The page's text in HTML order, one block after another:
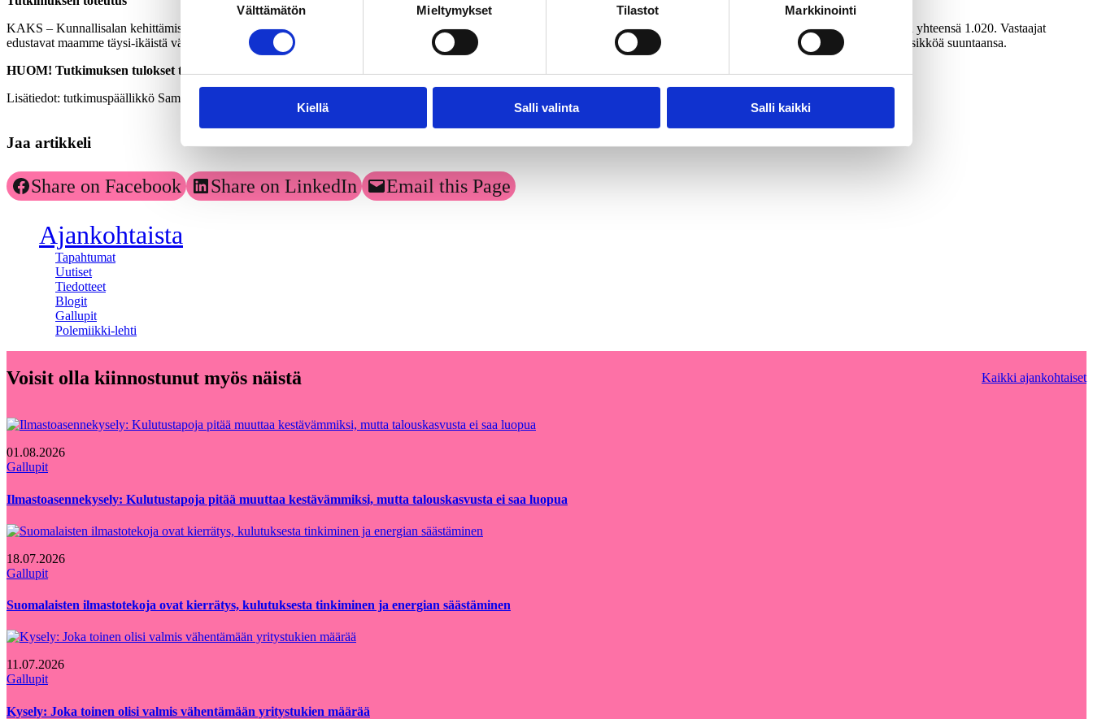
Välttämätön Mieltymykset Tilastot Markkinointi
Kiellä Salli valinta Salli kaikki
KAKS – Kunnallisalan kehittämissäätiön tutkimuksen toteutti Verian (aiemmin Kantar Public). Tutkimusaineisto on koottu Gallup Kanavalla 28.3.-1.4.2026. Haastatteluja tehtiin yhteensä 1.020. Vastaajat
edustavat maamme täysi-ikäistä väestöä Ahvenanmaata lukuun ottamatta. Tutkimuksen tulosten virhemarginaali on koko aineiston tasolla suurimmillaan vajaat kolme prosenttiyksikköä suuntaansa.
HUOM! Tutkimuksen tulokset taustaryhmittäin löytyvät tutkimusosiosta, lue lisää
Lisätiedot: tutkimuspäällikkö Sami Borg, KAKS,
Jaa artikkeli
Share on Facebook Share on LinkedIn Email this Page
Ajankohtaista
Tapahtumat
Uutiset
Tiedotteet
Blogit
Gallupit
Polemiikki-lehti
Voisit olla kiinnostunut myös näistä Kaikki ajankohtaiset
01.08.2026
Gallupit
Ilmastoasennekysely: Kulutustapoja pitää muuttaa kestävämmiksi, mutta talouskasvusta ei saa luopua
18.07.2026
Gallupit
Suomalaisten ilmastotekoja ovat kierrätys, kulutuksesta tinkiminen ja energian säästäminen
11.07.2026
Gallupit
Kysely: Joka toinen olisi valmis vähentämään yritystukien määrää